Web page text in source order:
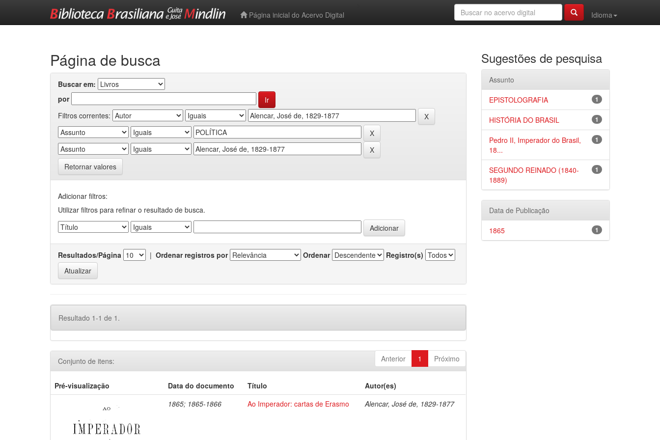
Página inicial do Acervo Digital
Idioma
Página de busca
Buscar em:
por
Filtros correntes:
Retornar valores
Adicionar filtros:
Utilizar filtros para refinar o resultado de busca.
Resultados/Página | Ordenar registros por Ordenar Registro(s)
Resultado 1-1 de 1.
Anterior 1 Próximo
Conjunto de itens:
Pré-visualização Data do documento Título
Autor(es)
1865; 1865-1866
Ao Imperador: cartas de Erasmo Alencar, José de, 1829-1877
Sugestões de pesquisa
Assunto
1
EPISTOLOGRAFIA
1
HISTÓRIA DO BRASIL
1
Pedro II, Imperador do Brasil,
18...
1
SEGUNDO REINADO (1840-
1889)
Data de Publicação
1
1865